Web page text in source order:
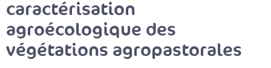
caractérisation
agroécologique des
végétations agropastorales